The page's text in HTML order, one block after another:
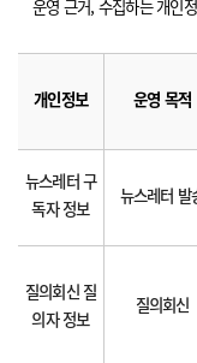
운영 근거, 수집하는 개인
개인정보 운영 목적
뉴스레터 구
독자 정보
뉴스레터 발
질의회신 질
의자 정보
질의회신